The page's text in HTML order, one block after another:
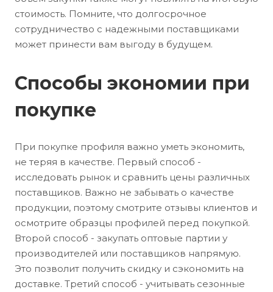
стоимость. Помните, что долгосрочное
сотрудничество с надежными поставщиками
может принести вам выгоду в будущем.
Способы экономии при
покупке
При покупке профиля важно уметь экономить,
не теряя в качестве. Первый способ -
исследовать рынок и сравнить цены различных
поставщиков. Важно не забывать о качестве
продукции, поэтому смотрите отзывы клиентов и
осмотрите образцы профилей перед покупкой.
Второй способ - закупать оптовые партии у
производителей или поставщиков напрямую.
Это позволит получить скидку и сэкономить на
доставке. Третий способ - учитывать сезонные